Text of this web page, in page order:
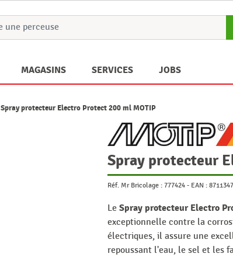
MAGASINS SERVICES JOBS
Spray protecteur Electro Protect 200 ml MOTIP
Spray protecteur
Réf. Mr Bricolage : 777424 - EAN :
Le Spray protecteur Electro
exceptionnelle contre la
électriques, il assure une
repoussant l'eau, le sel et les